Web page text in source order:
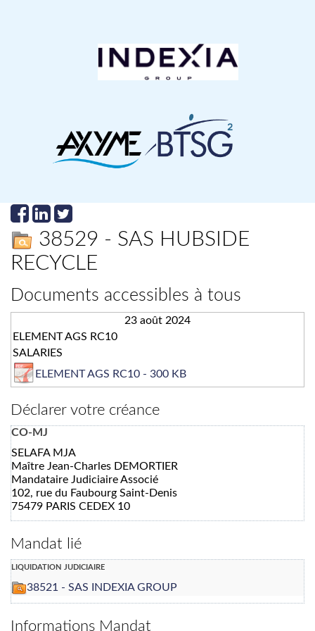
38529 - SAS HUBSIDE
RECYCLE
Documents accessibles à tous
23 août 2024
ELEMENT AGS RC10
SALARIES
ELEMENT AGS RC10 - 300 KB
Déclarer votre créance
CO-MJ
SELAFA MJA
Maître Jean-Charles DEMORTIER
Mandataire Judiciaire Associé
102, rue du Faubourg Saint-Denis
75479 PARIS CEDEX 10
Mandat lié
liquidation judiciaire
38521 - SAS INDEXIA GROUP
Informations Mandat